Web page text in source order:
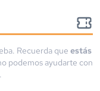
Recuerda que estás
podemos ayudarte con